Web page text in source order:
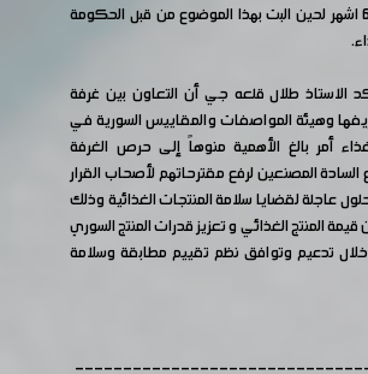
زمنية من 3 الى 6 اشهر لحين البت بهذا الموضوع من قبل الحكومة
الاستاذ طلال قلعه جي أن التعاون بين غرفة
وهيئة المواصفات والمقاييس السورية في
أمر بالغ الأهمية منوهاً إلى حرص الغرفة
السادة المصنعين لرفع مقترحاتهم لأصحاب القرار
عاجلة لقضايا سلامة المنتجات الغذائية وذلك
المنتج الغذائي و تعزيز قدرات المنتج السوري
تدعيم وتوافق نظم تقييم مطابقة وسلامة